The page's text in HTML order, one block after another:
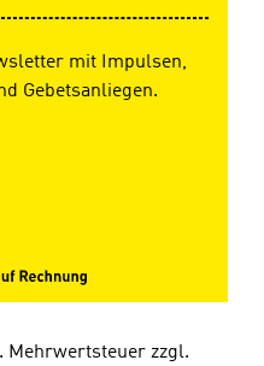
mit Impulsen,
Gebetsanliegen.
Mehrwertsteuer zzgl.